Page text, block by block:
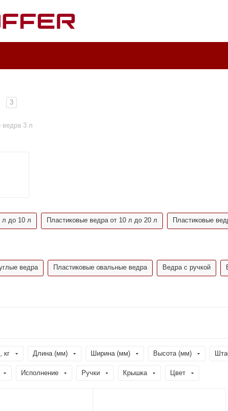
3
ведра 3 л
л до 10 л Пластиковые ведра от 10 л до 20 л Пластиковые
ведра Пластиковые овальные ведра Ведра с ручкой
кг Длина (мм) Ширина (мм) Высота (мм)
Исполнение Ручки Крышка Цвет